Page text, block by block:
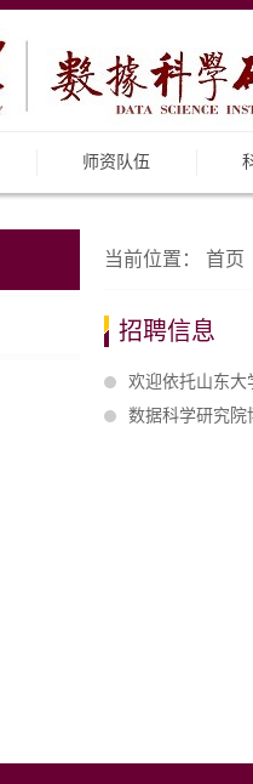
师资队伍
当前位置： 首页
招聘信息
欢迎依托山东大
数据科学研究院